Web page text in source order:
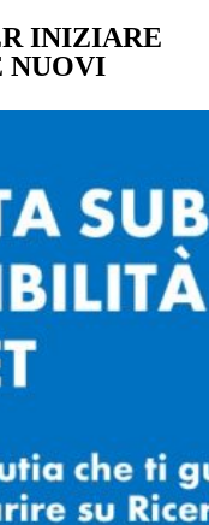
INIZIARE
NUOVI